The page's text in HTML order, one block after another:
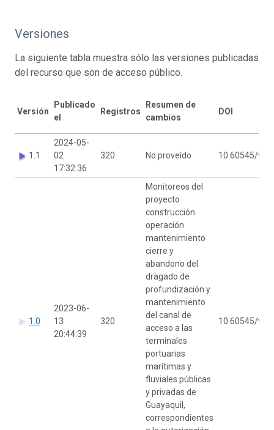
Versiones
La siguiente tabla muestra sólo las versiones publicadas
del recurso que son de acceso público.
Versión
Publicado
el
Registros
Resumen de
cambios
DOI
1.1
2024-05-
02
17:32:36
320 No proveído 10.60545/
1.0
2023-06-
13
20:44:39
320
Monitoreos del
proyecto
construcción
operación
mantenimiento
cierre y
abandono del
dragado de
profundización y
mantenimiento
del canal de
acceso a las
terminales
portuarias
marítimas y
fluviales públicas
y privadas de
Guayaquil,
correspondientes
10.60545/